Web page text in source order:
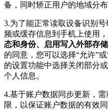
备，同时矫正用户的地域分
3.为了能正常读取设备识别
频或缓存信息到手机上使用
态和身份、启用写入外部存
的同意，您可以选择“允许”
的设置功能中选择关闭部分
个人信息。
4.基于账户数据同步更新，需
限，以保证账户数据的有效同